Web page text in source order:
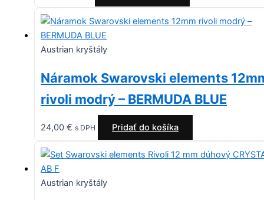
Austrian kryštály
Náramok Swarovski elements
rivoli modrý – BERMUDA BLUE
24,00 € s DPH Pridať do košíka
Austrian kryštály